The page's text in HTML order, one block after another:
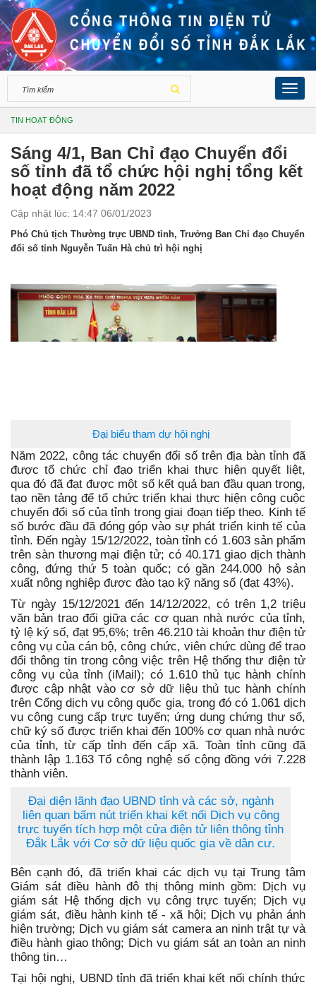
TIN HOẠT ĐỘNG
Sáng 4/1, Ban Chỉ đạo Chuyển đổi
số tỉnh đã tổ chức hội nghị tổng kết
hoạt động năm 2022
Cập nhật lúc: 14:47 06/01/2023
Phó Chủ tịch Thường trực UBND tỉnh, Trưởng Ban Chỉ đạo Chuyển
đổi số tỉnh Nguyễn Tuấn Hà chủ trì hội nghị
Đại biểu tham dự hội nghị
Năm 2022, công tác chuyển đổi số trên địa bàn tỉnh đã
được tổ chức chỉ đạo triển khai thực hiện quyết liệt,
qua đó đã đạt được một số kết quả ban đầu quan trọng,
tạo nền tảng để tổ chức triển khai thực hiện công cuộc
chuyển đổi số của tỉnh trong giai đoạn tiếp theo. Kinh tế
số bước đầu đã đóng góp vào sự phát triển kinh tế của
tỉnh. Đến ngày 15/12/2022, toàn tỉnh có 1.603 sản phẩm
trên sàn thương mại điện tử; có 40.171 giao dịch thành
công, đứng thứ 5 toàn quốc; có gần 244.000 hộ sản
xuất nông nghiệp được đào tạo kỹ năng số (đạt 43%).
Từ ngày 15/12/2021 đến 14/12/2022, có trên 1,2 triệu
văn bản trao đổi giữa các cơ quan nhà nước của tỉnh,
tỷ lệ ký số, đạt 95,6%; trên 46.210 tài khoản thư điện tử
công vụ của cán bộ, công chức, viên chức dùng để trao
đổi thông tin trong công việc trên Hệ thống thư điện tử
công vụ của tỉnh (iMail); có 1.610 thủ tục hành chính
được cập nhật vào cơ sở dữ liệu thủ tục hành chính
trên Cổng dịch vụ công quốc gia, trong đó có 1.061 dịch
vụ công cung cấp trực tuyến; ứng dụng chứng thư số,
chữ ký số được triển khai đến 100% cơ quan nhà nước
của tỉnh, từ cấp tỉnh đến cấp xã. Toàn tỉnh cũng đã
thành lập 1.163 Tổ công nghệ số cộng đồng với 7.228
thành viên.
Đại diện lãnh đạo UBND tỉnh và các sở, ngành
liên quan bấm nút triển khai kết nối Dịch vụ công
trực tuyến tích hợp một cửa điện tử liên thông tỉnh
Đắk Lắk với Cơ sở dữ liệu quốc gia về dân cư.
Bên cạnh đó, đã triển khai các dịch vụ tại Trung tâm
Giám sát điều hành đô thị thông minh gồm: Dịch vụ
giám sát Hệ thống dịch vụ công trực tuyến; Dịch vụ
giám sát, điều hành kinh tế - xã hội; Dịch vụ phản ánh
hiện trường; Dịch vụ giám sát camera an ninh trật tự và
điều hành giao thông; Dịch vụ giám sát an toàn an ninh
thông tin…
Tại hội nghị, UBND tỉnh đã triển khai kết nối chính thức